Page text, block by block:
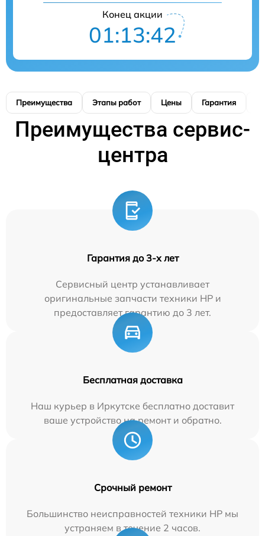
Конец акции
01:13:41
Преимущества Этапы работ Цены Гарантия
Преимущества сервис-
центра
Гарантия до 3-х лет
Сервисный центр устанавливает
оригинальные запчасти техники HP и
предоставляет гарантию до 3 лет.
Бесплатная доставка
Наш курьер в Иркутске бесплатно доставит
ваше устройство на ремонт и обратно.
Срочный ремонт
Большинство неисправностей техники HP мы
устраняем в течение 2 часов.